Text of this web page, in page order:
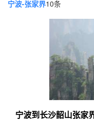
宁波-张家界10条
宁波到长沙韶山张家